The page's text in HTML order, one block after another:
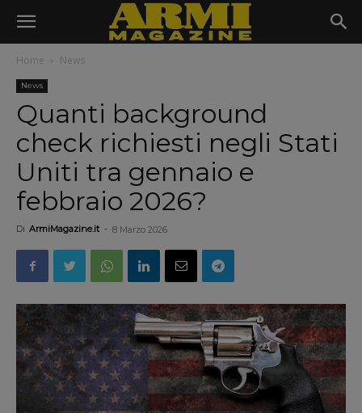
Home News
News
Quanti background
check richiesti negli Stati
Uniti tra gennaio e
febbraio 2026?
Di ArmiMagazine.it - 8 Marzo 2026